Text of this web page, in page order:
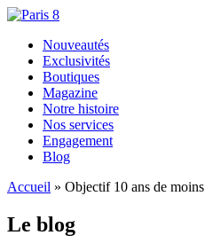
Nouveautés
Exclusivités
Boutiques
Magazine
Notre histoire
Nos services
Engagement
Blog
Accueil » Objectif 10 ans de moins
Le blog